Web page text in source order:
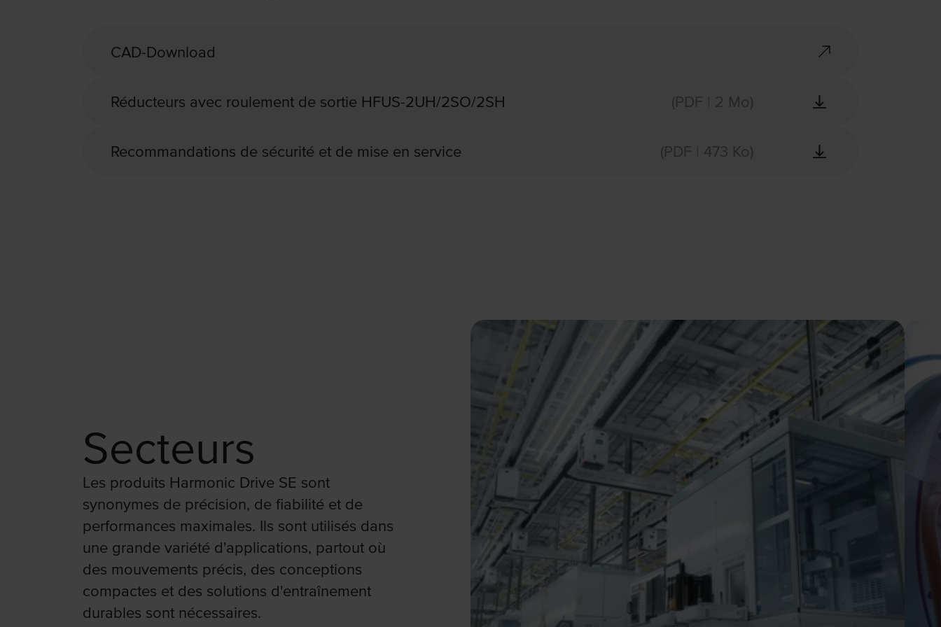
CAD-Download
Réducteurs avec roulement de sortie HFUS-2UH/2SO/2SH (PDF | 2 Mo)
Recommandations de sécurité et de mise en service (PDF | 473 Ko)
Secteurs
Les produits Harmonic Drive SE sont
synonymes de précision, de fiabilité et de
performances maximales. Ils sont utilisés dans
une grande variété d'applications, partout où
des mouvements précis, des conceptions
compactes et des solutions d'entraînement
durables sont nécessaires.